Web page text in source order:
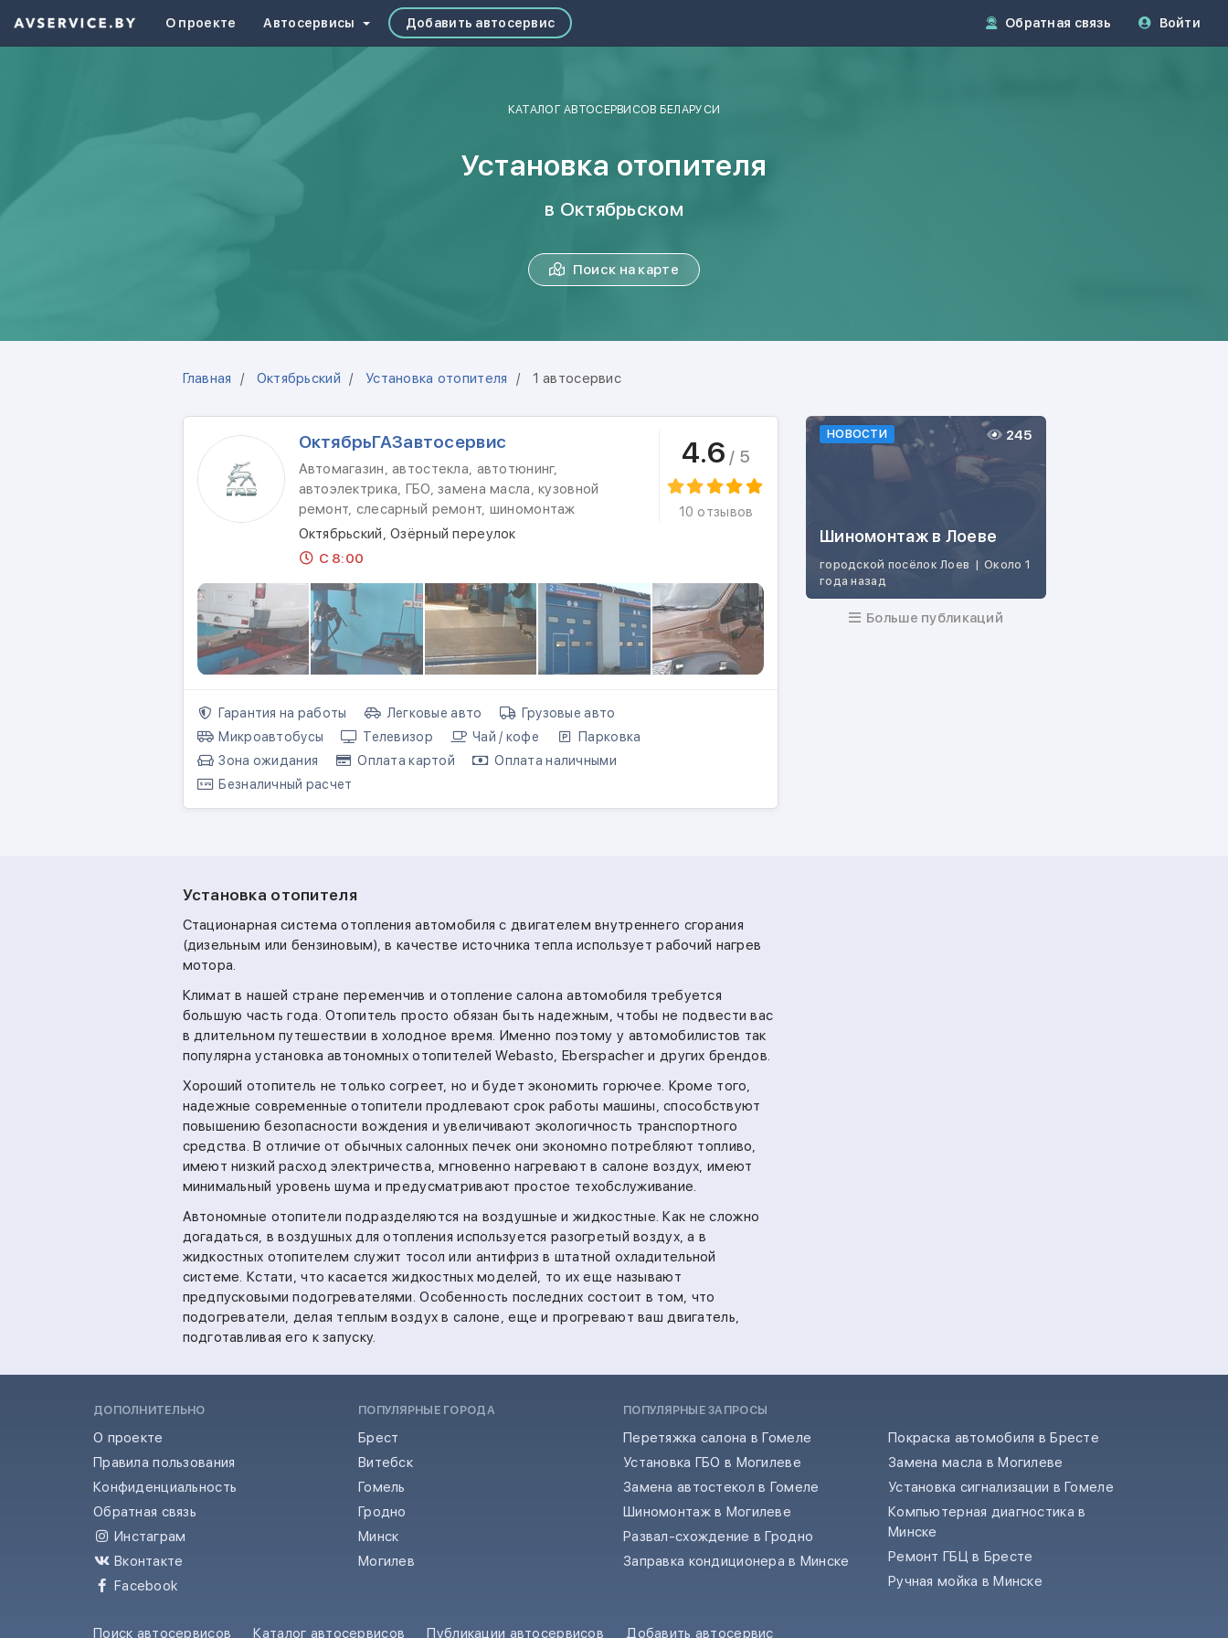
О проекте Автосервисы Добавить автосервис Обратная связь Войти
КАТАЛОГ АВТОСЕРВИСОВ БЕЛАРУСИ
Установка отопителя
в Октябрьском
Поиск на карте
Главная Октябрьский Установка отопителя 1 автосервис
ОктябрьГАЗавтосервис
Автомагазин, автостекла, автотюнинг,
автоэлектрика, ГБО, замена масла, кузовной
ремонт, слесарный ремонт, шиномонтаж
Октябрьский, Озёрный переулок
С 8:00
4.6 / 5
10 отзывов
Гарантия на работы Легковые авто
Грузовые авто
Микроавтобусы
Телевизор Чай / кофе
Парковка
Зона ожидания
Оплата картой
Оплата наличными
Безналичный расчет
НОВОСТИ
Шиномонтаж в Лоеве
городской посёлок Лоев | Около 1
года назад
245
Больше публикаций
Установка отопителя
Стационарная система отопления автомобиля с двигателем внутреннего сгорания
(дизельным или бензиновым), в качестве источника тепла использует рабочий нагрев
мотора.
Климат в нашей стране переменчив и отопление салона автомобиля требуется
большую часть года. Отопитель просто обязан быть надежным, чтобы не подвести вас
в длительном путешествии в холодное время. Именно поэтому у автомобилистов так
популярна установка автономных отопителей Webasto, Eberspacher и других брендов.
Хороший отопитель не только согреет, но и будет экономить горючее. Кроме того,
надежные современные отопители продлевают срок работы машины, способствуют
повышению безопасности вождения и увеличивают экологичность транспортного
средства. В отличие от обычных салонных печек они экономно потребляют топливо,
имеют низкий расход электричества, мгновенно нагревают в салоне воздух, имеют
минимальный уровень шума и предусматривают простое техобслуживание.
Автономные отопители подразделяются на воздушные и жидкостные. Как не сложно
догадаться, в воздушных для отопления используется разогретый воздух, а в
жидкостных отопителем служит тосол или антифриз в штатной охладительной
системе. Кстати, что касается жидкостных моделей, то их еще называют
предпусковыми подогревателями. Особенность последних состоит в том, что
подогреватели, делая теплым воздух в салоне, еще и прогревают ваш двигатель,
подготавливая его к запуску.
ДОПОЛНИТЕЛЬНО
О проекте
Правила пользования
Конфиденциальность
Обратная связь
Инстаграм
Вконтакте
Facebook
ПОПУЛЯРНЫЕ ГОРОДА
Брест
Витебск
Гомель
Гродно
Минск
Могилев
ПОПУЛЯРНЫЕ ЗАПРОСЫ
Перетяжка салона в Гомеле
Установка ГБО в Могилеве
Замена автостекол в Гомеле
Шиномонтаж в Могилеве
Развал-схождение в Гродно
Заправка кондиционера в Минске
Покраска автомобиля в Бресте
Замена масла в Могилеве
Установка сигнализации в Гомеле
Компьютерная диагностика в
Минске
Ремонт ГБЦ в Бресте
Ручная мойка в Минске
Поиск автосервисов Каталог автосервисов Публикации автосервисов Добавить автосервис